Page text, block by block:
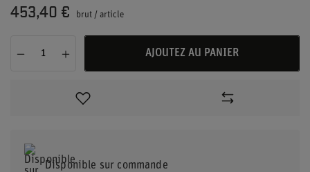
453,40 € brut / article
AJOUTEZ AU PANIER
Disponible sur commande